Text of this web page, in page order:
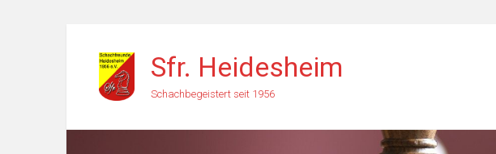
springen
Sfr. Heidesheim
Schachbegeistert seit 1956